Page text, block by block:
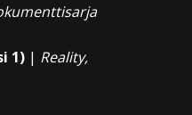
1) | Reality,